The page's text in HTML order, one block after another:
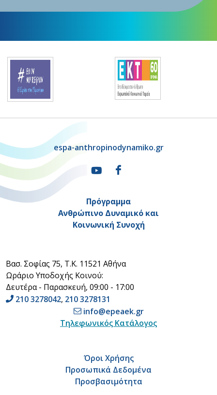
espa-anthropinodynamiko.gr
Βασ. Σοφίας 75, Τ.Κ. 11521 Αθήνα
Ωράριο Υποδοχής Κοινού:
Δευτέρα - Παρασκευή, 09:00 - 17:00
210 3278042, 210 3278131
info@epeaek.gr
Τηλεφωνικός Κατάλογος
Πρόγραμμα
Ανθρώπινο Δυναμικό και
Κοινωνική Συνοχή
Όροι Χρήσης
Προσωπικά Δεδομένα
Προσβασιμότητα